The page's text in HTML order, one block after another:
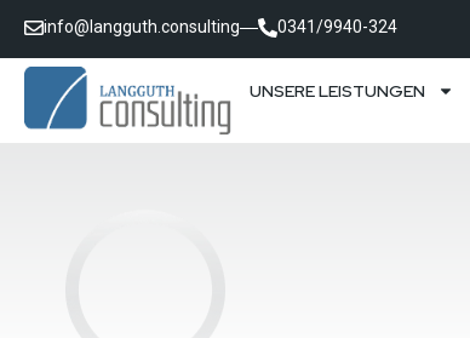
info@langguth.consulting 0341/9940-324
UNSERE LEISTUNGEN